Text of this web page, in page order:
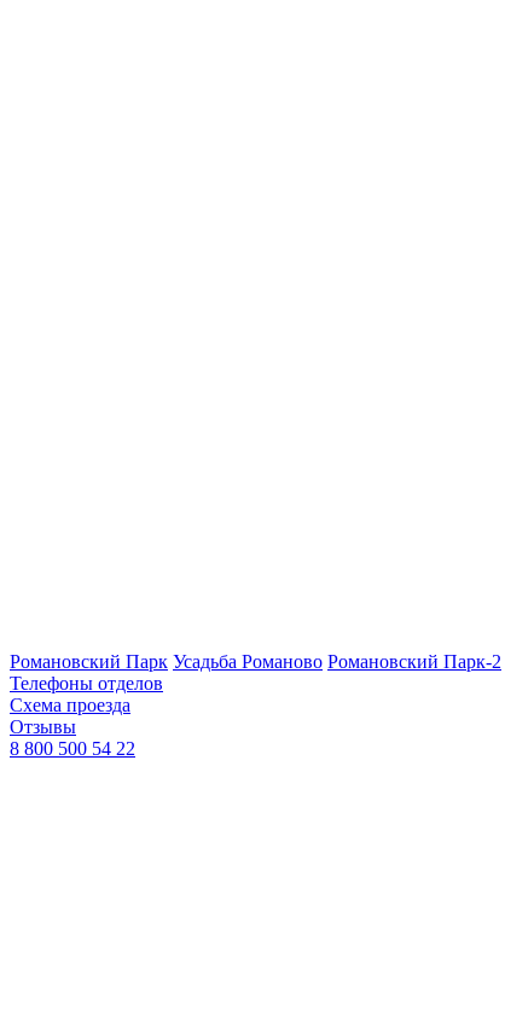
Романовский Парк Усадьба Романово Романовский Парк-2
Телефоны отделов
Схема проезда
Отзывы
8 800 500 54 22